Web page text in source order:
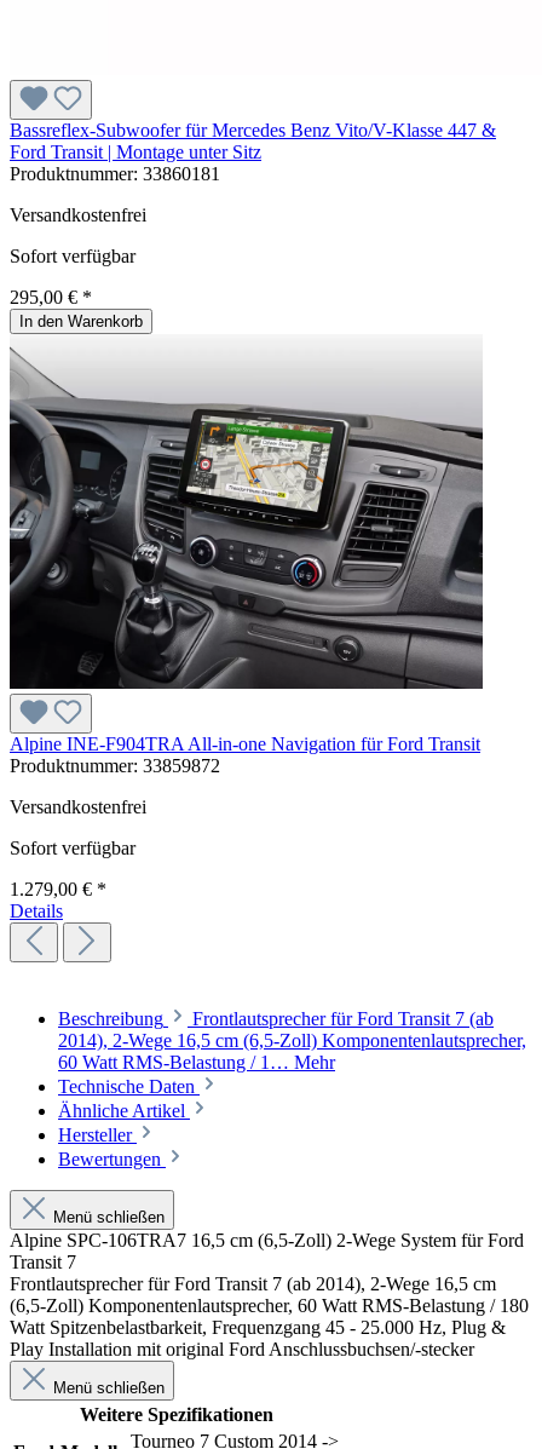
Bassreflex-Subwoofer für Mercedes Benz Vito/V-Klasse 447 &
Ford Transit | Montage unter Sitz
Produktnummer: 33860181
Versandkostenfrei
Sofort verfügbar
295,00 € *
In den Warenkorb
Alpine INE-F904TRA All-in-one Navigation für Ford Transit
Produktnummer: 33859872
Versandkostenfrei
Sofort verfügbar
1.279,00 € *
Details
Beschreibung
Frontlautsprecher für Ford Transit 7 (ab
2014), 2-Wege 16,5 cm (6,5-Zoll) Komponentenlautsprecher,
60 Watt RMS-Belastung / 1… Mehr
Technische Daten
Ähnliche Artikel
Hersteller
Bewertungen
Menü schließen
Alpine SPC-106TRA7 16,5 cm (6,5-Zoll) 2-Wege System für Ford
Transit 7
Frontlautsprecher für Ford Transit 7 (ab 2014), 2-Wege 16,5 cm
(6,5-Zoll) Komponentenlautsprecher, 60 Watt RMS-Belastung / 180
Watt Spitzenbelastbarkeit, Frequenzgang 45 - 25.000 Hz, Plug &
Play Installation mit original Ford Anschlussbuchsen/-stecker
Menü schließen
Weitere Spezifikationen
Tourneo 7 Custom 2014 ->